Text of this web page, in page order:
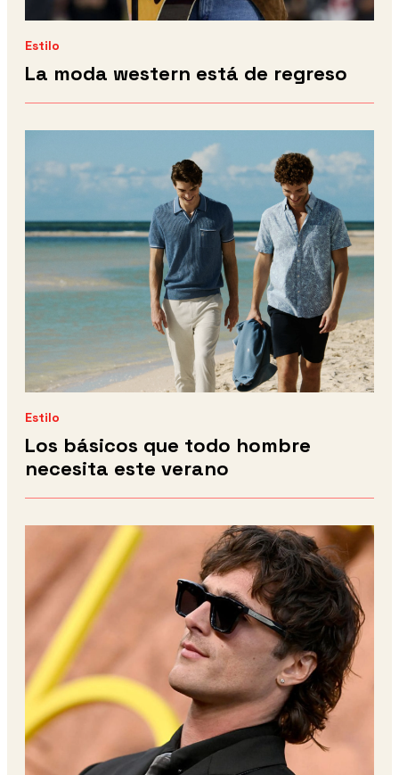
Estilo
La moda western está de regreso
Estilo
Los básicos que todo hombre
necesita este verano